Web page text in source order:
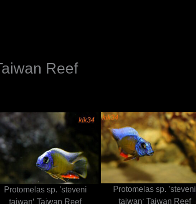
Reef
Protomelas sp. ’steveni
taiwan‘ Taiwan Reef
Protomelas sp. ’steveni
taiwan‘ Taiwan Reef